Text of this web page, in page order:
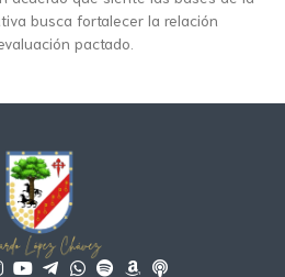
busca fortalecer la relación
pactado.